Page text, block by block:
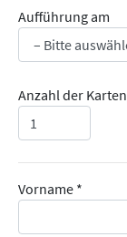
Aufführung am
Anzahl der Karten
Vorname *